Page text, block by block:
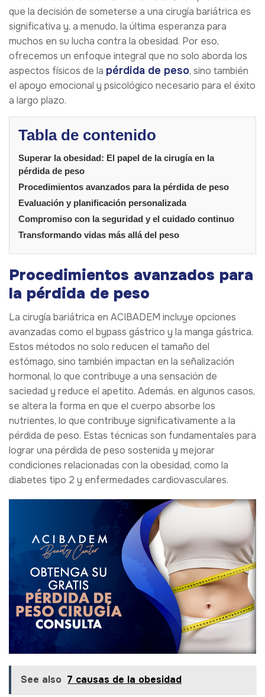
que la decisión de someterse a una cirugía bariátrica es
significativa y, a menudo, la última esperanza para
muchos en su lucha contra la obesidad. Por eso,
ofrecemos un enfoque integral que no solo aborda los
aspectos físicos de la pérdida de peso, sino también
el apoyo emocional y psicológico necesario para el éxito
a largo plazo.
Tabla de contenido
Superar la obesidad: El papel de la cirugía en la
pérdida de peso
Procedimientos avanzados para la pérdida de peso
Evaluación y planificación personalizada
Compromiso con la seguridad y el cuidado continuo
Transformando vidas más allá del peso
Procedimientos avanzados para
la pérdida de peso
La cirugía bariátrica en ACIBADEM incluye opciones
avanzadas como el bypass gástrico y la manga gástrica.
Estos métodos no solo reducen el tamaño del
estómago, sino también impactan en la señalización
hormonal, lo que contribuye a una sensación de
saciedad y reduce el apetito. Además, en algunos casos,
se altera la forma en que el cuerpo absorbe los
nutrientes, lo que contribuye significativamente a la
pérdida de peso. Estas técnicas son fundamentales para
lograr una pérdida de peso sostenida y mejorar
condiciones relacionadas con la obesidad, como la
diabetes tipo 2 y enfermedades cardiovasculares.
See also 7 causas de la obesidad